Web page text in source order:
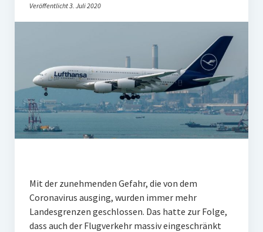
Veröffentlicht 3. Juli 2020
Mit der zunehmenden Gefahr, die von dem
Coronavirus ausging, wurden immer mehr
Landesgrenzen geschlossen. Das hatte zur Folge,
dass auch der Flugverkehr massiv eingeschränkt